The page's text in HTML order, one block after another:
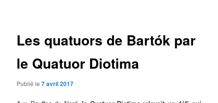
Les quatuors de Bartók par
le Quatuor Diotima
Publié le7 avril 2017